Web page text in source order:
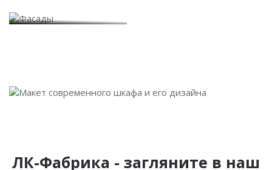
ЛК-Фабрика - загляните в наш